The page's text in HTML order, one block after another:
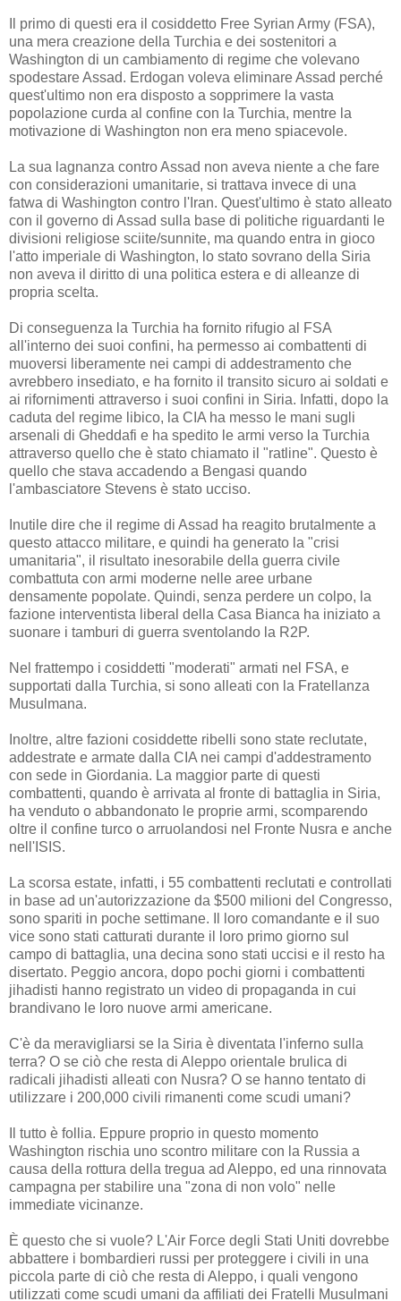
Il primo di questi era il cosiddetto Free Syrian Army (FSA),
una mera creazione della Turchia e dei sostenitori a
Washington di un cambiamento di regime che volevano
spodestare Assad. Erdogan voleva eliminare Assad perché
quest'ultimo non era disposto a sopprimere la vasta
popolazione curda al confine con la Turchia, mentre la
motivazione di Washington non era meno spiacevole.
La sua lagnanza contro Assad non aveva niente a che fare
con considerazioni umanitarie, si trattava invece di una
fatwa di Washington contro l'Iran. Quest'ultimo è stato alleato
con il governo di Assad sulla base di politiche riguardanti le
divisioni religiose sciite/sunnite, ma quando entra in gioco
l'atto imperiale di Washington, lo stato sovrano della Siria
non aveva il diritto di una politica estera e di alleanze di
propria scelta.
Di conseguenza la Turchia ha fornito rifugio al FSA
all'interno dei suoi confini, ha permesso ai combattenti di
muoversi liberamente nei campi di addestramento che
avrebbero insediato, e ha fornito il transito sicuro ai soldati e
ai rifornimenti attraverso i suoi confini in Siria. Infatti, dopo la
caduta del regime libico, la CIA ha messo le mani sugli
arsenali di Gheddafi e ha spedito le armi verso la Turchia
attraverso quello che è stato chiamato il "ratline". Questo è
quello che stava accadendo a Bengasi quando
l'ambasciatore Stevens è stato ucciso.
Inutile dire che il regime di Assad ha reagito brutalmente a
questo attacco militare, e quindi ha generato la "crisi
umanitaria", il risultato inesorabile della guerra civile
combattuta con armi moderne nelle aree urbane
densamente popolate. Quindi, senza perdere un colpo, la
fazione interventista liberal della Casa Bianca ha iniziato a
suonare i tamburi di guerra sventolando la R2P.
Nel frattempo i cosiddetti "moderati" armati nel FSA, e
supportati dalla Turchia, si sono alleati con la Fratellanza
Musulmana.
Inoltre, altre fazioni cosiddette ribelli sono state reclutate,
addestrate e armate dalla CIA nei campi d'addestramento
con sede in Giordania. La maggior parte di questi
combattenti, quando è arrivata al fronte di battaglia in Siria,
ha venduto o abbandonato le proprie armi, scomparendo
oltre il confine turco o arruolandosi nel Fronte Nusra e anche
nell'ISIS.
La scorsa estate, infatti, i 55 combattenti reclutati e controllati
in base ad un'autorizzazione da $500 milioni del Congresso,
sono spariti in poche settimane. Il loro comandante e il suo
vice sono stati catturati durante il loro primo giorno sul
campo di battaglia, una decina sono stati uccisi e il resto ha
disertato. Peggio ancora, dopo pochi giorni i combattenti
jihadisti hanno registrato un video di propaganda in cui
brandivano le loro nuove armi americane.
C'è da meravigliarsi se la Siria è diventata l'inferno sulla
terra? O se ciò che resta di Aleppo orientale brulica di
radicali jihadisti alleati con Nusra? O se hanno tentato di
utilizzare i 200,000 civili rimanenti come scudi umani?
Il tutto è follia. Eppure proprio in questo momento
Washington rischia uno scontro militare con la Russia a
causa della rottura della tregua ad Aleppo, ed una rinnovata
campagna per stabilire una "zona di non volo" nelle
immediate vicinanze.
È questo che si vuole? L'Air Force degli Stati Uniti dovrebbe
abbattere i bombardieri russi per proteggere i civili in una
piccola parte di ciò che resta di Aleppo, i quali vengono
utilizzati come scudi umani da affiliati dei Fratelli Musulmani